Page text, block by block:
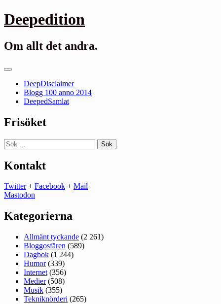
Gå
till
Deepedition
Om allt det andra.
Primär
DeepDisclaimer
Blogg 100 anno 2014
DeepedSamlat
Frisöket
Sök
efter:
Kontakt
Twitter+ Facebook + Mail
Mastodon
Kategorierna
Allmänt tyckande (2 261)
Bloggosfären (589)
Dagbok (1 244)
Humor(339)
Internet (356)
Medier(508)
Musik (355)
Tekniknörderi (265)